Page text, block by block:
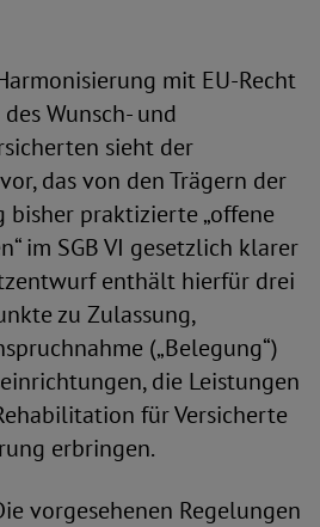
mit EU-Recht
Wunsch- und
sieht der
das von den Trägern der
bisher praktizierte „offene
im SGB VI gesetzlich klarer
enthält hierfür drei
zu Zulassung,
(„Belegung“)
die Leistungen
für Versicherte
erbringen.
vorgesehenen Regelungen